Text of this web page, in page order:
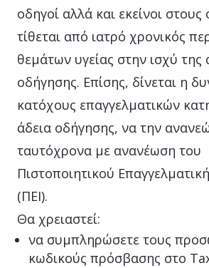
οδηγοί αλλά και εκείνοι στους
τίθεται από ιατρό χρονικός
θεμάτων υγείας στην ισχύ της
οδήγησης. Επίσης, δίνεται η
κατόχους επαγγελματικών
άδεια οδήγησης, να την
ταυτόχρονα με ανανέωση του
Πιστοποιητικού
(ΠΕΙ).
Θα χρειαστεί:
να συμπληρώσετε τους
κωδικούς πρόσβασης στο